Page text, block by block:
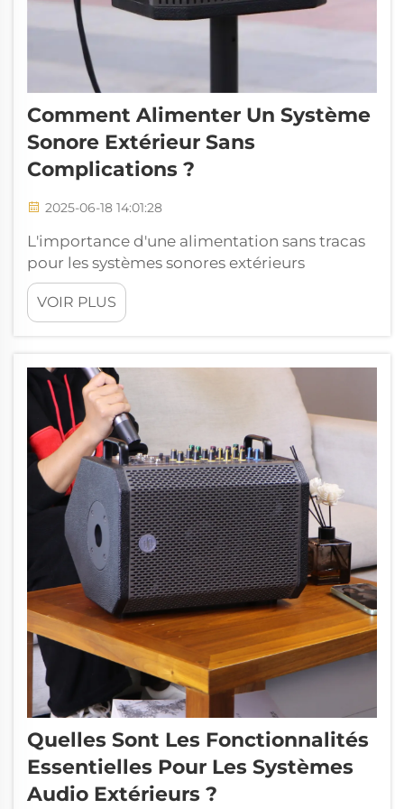
Comment Alimenter Un Système
Sonore Extérieur Sans
Complications ?
2025-06-18 14:01:28
L'importance d'une alimentation sans tracas
pour les systèmes sonores extérieurs
Pourquoi une alimentation fiable est
essentielle pour l'audio en extérieur Avoir une
source électrique fiable fait toute la
sonore lors d'événements en plein air. Des
pannes de courant pendant les...
VOIR PLUS
Quelles Sont Les Fonctionnalités
Essentielles Pour Les Systèmes
Audio Extérieurs ?